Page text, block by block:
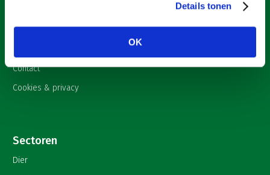
Details tonen
OK
Onderwerpen
Contact
Cookies & privacy
Sectoren
Dier